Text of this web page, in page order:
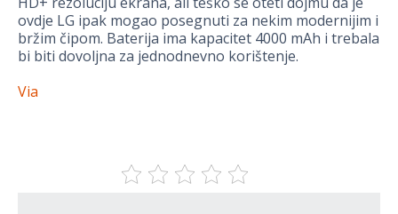
ovdje LG ipak mogao posegnuti za nekim modernijim i
bržim čipom. Baterija ima kapacitet 4000 mAh i trebala
bi biti dovoljna za jednodnevno korištenje.
Via